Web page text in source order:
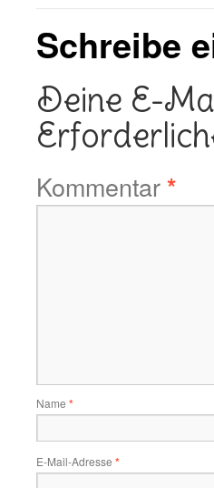
Schreibe
Deine E-
Kommentar*
Name *
E-Mail-Adresse *